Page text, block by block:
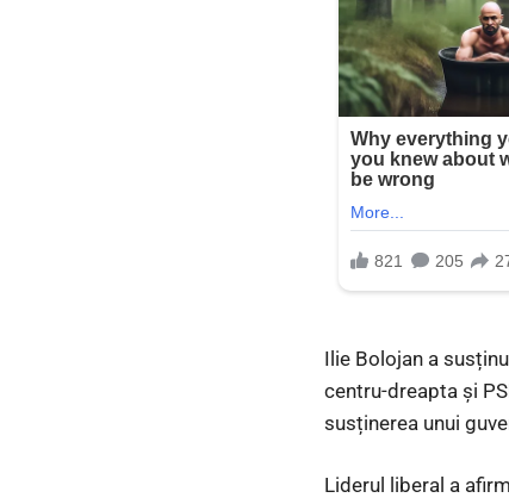
Ilie Bolojan a
centru-dreapta și
susținerea unui
Liderul liberal a